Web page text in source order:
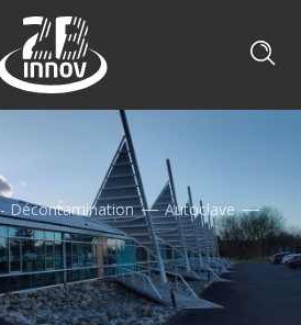
Décontamination
Autoclave